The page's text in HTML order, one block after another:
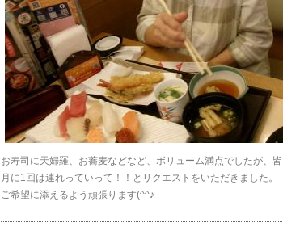
お寿司に天婦羅、お蕎麦などなど、ボリューム満点でしたが、
月に1回は連れっていって！！とリクエストをいただきました。
ご希望に添えるよう頑張ります(^^♪